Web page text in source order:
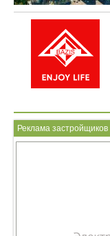
Реклама застройщиков